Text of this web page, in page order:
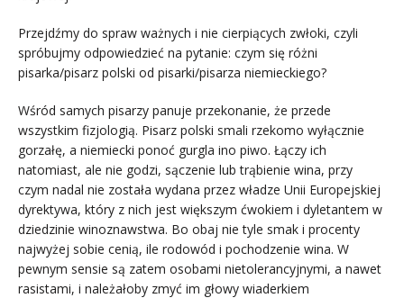
Przejdźmy do spraw ważnych i nie cierpiących zwłoki, czyli
spróbujmy odpowiedzieć na pytanie: czym się różni
pisarka/pisarz polski od pisarki/pisarza niemieckiego?
Wśród samych pisarzy panuje przekonanie, że przede
wszystkim fizjologią. Pisarz polski smali rzekomo wyłącznie
gorzałę, a niemiecki ponoć gurgla ino piwo. Łączy ich
natomiast, ale nie godzi, sączenie lub trąbienie wina, przy
czym nadal nie została wydana przez władze Unii Europejskiej
dyrektywa, który z nich jest większym ćwokiem i dyletantem w
dziedzinie winoznawstwa. Bo obaj nie tyle smak i procenty
najwyżej sobie cenią, ile rodowód i pochodzenie wina. W
pewnym sensie są zatem osobami nietolerancyjnymi, a nawet
rasistami, i należałoby zmyć im głowy wiaderkiem